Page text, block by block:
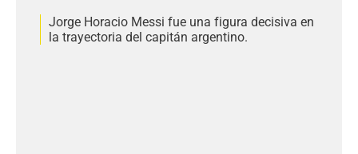
Jorge Horacio Messi fue una figura decisiva en
la trayectoria del capitán argentino.